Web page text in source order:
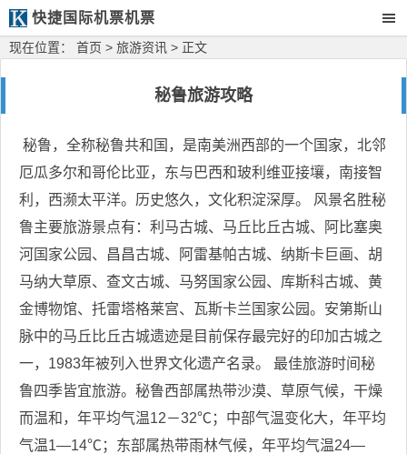
快捷国际机票机票
现在位置： 首页 > 旅游资讯 > 正文
秘鲁旅游攻略
秘鲁，全称秘鲁共和国，是南美洲西部的一个国家，北邻
厄瓜多尔和哥伦比亚，东与巴西和玻利维亚接壤，南接智
利，西濒太平洋。历史悠久，文化积淀深厚。 风景名胜秘
鲁主要旅游景点有：利马古城、马丘比丘古城、阿比塞奥
河国家公园、昌昌古城、阿雷基帕古城、纳斯卡巨画、胡
马纳大草原、查文古城、马努国家公园、库斯科古城、黄
金博物馆、托雷塔格莱宫、瓦斯卡兰国家公园。安第斯山
脉中的马丘比丘古城遗迹是目前保存最完好的印加古城之
一，1983年被列入世界文化遗产名录。 最佳旅游时间秘
鲁四季皆宜旅游。秘鲁西部属热带沙漠、草原气候，干燥
而温和，年平均气温12－32℃；中部气温变化大，年平均
气温1—14℃；东部属热带雨林气候，年平均气温24—